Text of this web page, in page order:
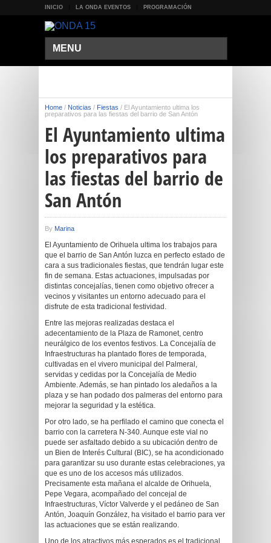
INICIO LA ONDA EVENTOS PROGRAMACIÓN
MENU
Home / Noticias / Fiestas / El Ayuntamiento ultima los
preparativos para las fiestas del barrio de San Antón
El Ayuntamiento ultima
los preparativos para
las fiestas del barrio de
San Antón
By Marina
El Ayuntamiento de Orihuela ultima los trabajos para
que el barrio de San Antón luzca en perfecto estado de
cara a sus tradicionales fiestas, que tendrán lugar este
fin de semana. Estas actuaciones, impulsadas por
distintas concejalías, tienen como objetivo ofrecer a
vecinos y visitantes un entorno adecuado para el
disfrute de esta tradicional festividad.
Entre las mejoras realizadas destaca el
adecentamiento de la Plaza de Ramonet, centro
neurálgico de los eventos festivos. La Concejalía de
Infraestructuras ha plantado flores de temporada,
cultivadas en el vivero municipal del Palmeral,
servidas y cedidas por la Concejalía de Medio
Ambiente. Además, se han pintado los aledaños a la
plaza y se han podado dos palmeras del entorno para
mejorar la seguridad y la estética.
Por otro lado, se ha perfilado el camino que conecta el
barrio con la carretera N-340. Aunque este vial no
puede ser asfaltado debido a su ubicación dentro de
un Bien de Interés Cultural (BIC), se ha acondicionado
para garantizar su uso durante estas celebraciones, ya
que es uno de los accesos más utilizados.
Precisamente esta mañana el alcalde de Orihuela,
Pepe Vegara, acompañado del concejal de
Infraestructuras, Víctor Valverde y el pedáneo de San
Antón, Joaquín González, ha visitado el barrio para ver
las actuaciones que se están realizando.
Uno de los atractivos más esperados es el tradicional